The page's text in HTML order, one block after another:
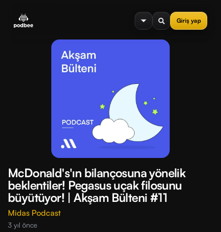
Giriş yap
menu
McDonald's'ın bilançosuna yönelik
beklentiler! Pegasus uçak filosunu
büyütüyor! | Akşam Bülteni #11
Midas Podcast
3 yıl önce